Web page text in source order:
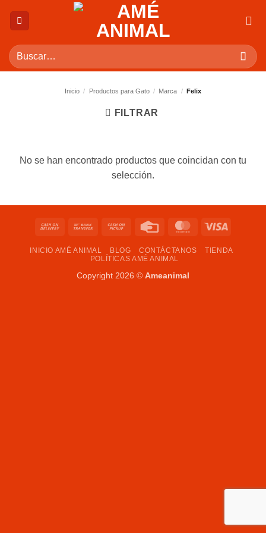
Buscar
por:
Inicio / Productos para Gato / Marca / Felix
FILTRAR
No se han encontrado productos que coincidan con tu
selección.
Cash
Delivery
Bank
Cash
Pickup
Credit
MasterCard
INICIO AMÉ ANIMAL BLOG CONTÁCTANOS
TIENDA
POLÍTICAS AMÉ ANIMAL
Copyright 2026 © Ameanimal